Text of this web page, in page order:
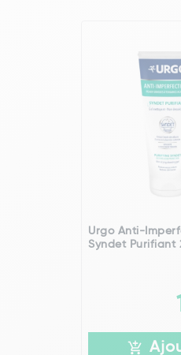
Urgo Anti-
Syndet Purifiant